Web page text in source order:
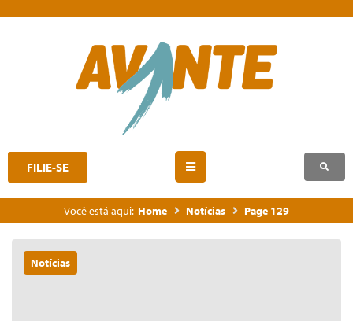
FILIE-SE
Você está aqui: Home Notícias Page 129
Notícias